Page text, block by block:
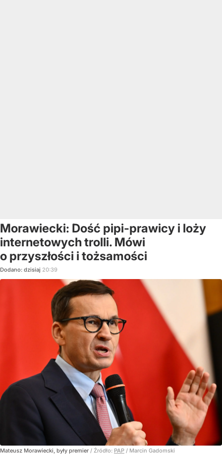
Morawiecki: Dość pipi-prawicy i loży
internetowych trolli. Mówi
o przyszłości i tożsamości
Dodano: dzisiaj 20:39
Mateusz Morawiecki, były premier / Źródło: PAP / Marcin Gadomski